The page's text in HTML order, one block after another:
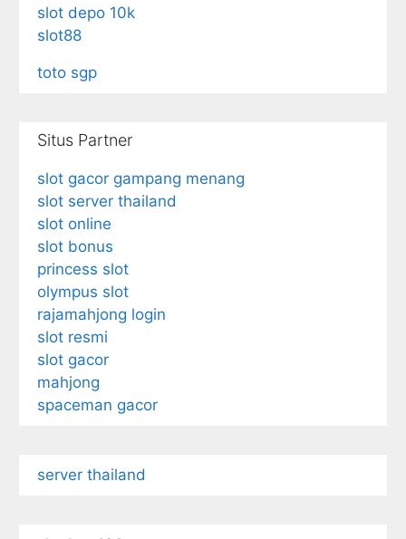
slot depo 10k
slot88
toto sgp
Situs Partner
slot gacor gampang menang
slot server thailand
slot online
slot bonus
princess slot
olympus slot
rajamahjong login
slot resmi
slot gacor
mahjong
spaceman gacor
server thailand